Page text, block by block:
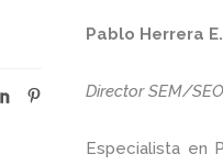
Pablo Herrera E.
Director SEM/SEO
Especialista en